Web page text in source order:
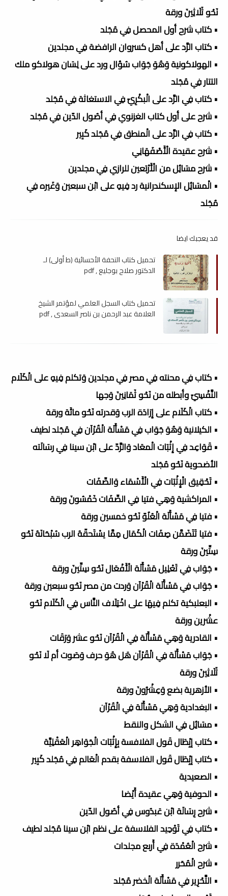
نَحْو ثَلَاثِينَ ورقة
• كتاب شرح أول المحصل فِي مُجَلد
• كتاب الرَّد على أهل كسروان الرافضة فِي مجلدين
• الهولاكونية وَهُوَ جَوَاب سُؤال ورد على لِسَان هولاكو ملك
التتار فِي مُجَلد
• كتاب فِي الرَّد على الْبكْرِيّ فِي الاستغاثة فِي مُجَلد
• شرح على أول كتاب الغزنوي فِي أصُول الدّين فِي مُجَلد
• كتاب فِي الرَّد على الْمنطق فِي مُجَلد كَبِير
• شرح عقيدة الْأَصْفَهَانِي
• شرح مسَائِل من الْأَرْبَعين للرازي فِي مجلدين
• الْمسَائِل الإسكندرانية رد فِيهِ على ابْن سبعين وَغَيره فِي
مُجَلد
قد يعجبك ايضا
تحميل كتاب التحفة الأحسائية (ط أولى) لـ
الدكتور صلاح بوجليع , pdf
تحميل كتاب السجل العلمي لمؤتمر الشيخ
العلامة عبد الرحمن بن ناصر السعدي , pdf
• كتاب فِي محنته فِي مصر فِي مجلدين وَتكلم فِيهِ على الْكَلَام
النَّفْسِيّ وأبطله من نَحْو ثَمَانِينَ وَجها
• كتاب الْكَلَام على إِرَادَة الرب وَقدرته نَحْو مائَة ورقة
• الكيلانية وَهُوَ جَوَاب فِي مَسْأَلَة الْقُرْآن فِي مُجَلد لطيف
• قَوَاعِد فِي إِثْبَات الْمعَاد وَالرَّدّ على ابْن سينا فِي رسَالَته
الأضحوية نَحْو مُجَلد
• تَحْقِيق الْإِثْبَات فِي الْأَسْمَاء وَالصِّفَات
• المراكشية وَهِي فتيا فِي الصِّفَات خَمْسُونَ ورقة
• فتيا فِي مَسْأَلَة الْعُلُوّ نَحْو خمسين ورقة
• فتيا تَتَضَمَّن صِفَات الْكَمَال مِمَّا يسْتَحقّهُ الرب سُبْحَانَهُ نَحْو
سِتِّينَ ورقة
• جَوَاب فِي تَعْلِيل مَسْأَلَة الْأَفْعَال نَحْو سِتِّينَ ورقة
• جَوَاب فِي مَسْأَلَة الْقُرْآن وَردت من مصر نَحْو سبعين ورقة
• البعلبكية تكلم فِيهَا على اخْتِلَاف النَّاس فِي الْكَلَام نَحْو
عشْرين ورقة
• القادرية وَهِي مَسْأَلَة فِي الْقُرْآن نَحْو عشر وَرَقَات
• جَوَاب مَسْأَلَة فِي الْقُرْآن هَل هُوَ حرف وَصَوت أم لَا نَحْو
ثَلَاثِينَ ورقة
• الأزهرية بضع وَعِشْرُونَ ورقة
• البغدادية وَهِي مَسْأَلَة فِي الْقُرْآن
• مسَائِل فِي الشكل والنقط
• كتاب إبِْطَال قَول الفلافسة بِإِثْبَات الْجَوَاهِر الْعَقْلِيَّة
• كتاب إبِْطَال قَول الفلاسفة بقدم الْعَالم فِي مُجَلد كَبِير
• الصعيدية
• الحوفية وَهِي عقيدة أَيْضا
• شرح رِسَالَة ابْن عَبدُوس فِي أصُول الدّين
• كتاب فِي تَوْحِيد الفلاسفة على نظم ابْن سينا مُجَلد لطيف
• شرح الْعُمْدَة فِي أَربع مجلدات
• شرح الْمُحَرر
• التَّحْرِير فِي مَسْأَلَة الْخضر مُجَلد